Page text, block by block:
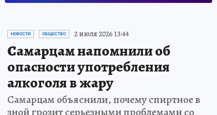
НОВОСТИ ОБЩЕСТВО 2 июля 2026 13:44
Самарцам напомнили об
опасности употребления
алкоголя в жару
Самарцам объяснили, почему спиртное в
зной грозит серьезными проблемами со